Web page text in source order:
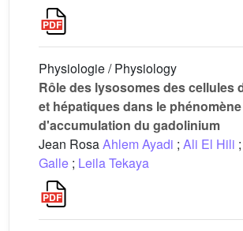
Physiologie / Physiology
Rôle des lysosomes des cellules
et hépatiques dans le phénomène
d'accumulation du gadolinium
Jean RosaAhlem Ayadi ; Ali El Hili ;
Galle ; Leila Tekaya